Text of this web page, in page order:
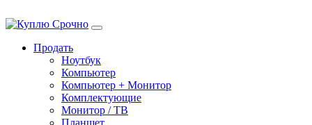
Продать
Ноутбук
Компьютер
Компьютер + Монитор
Комплектующие
Монитор / ТВ
Планшет